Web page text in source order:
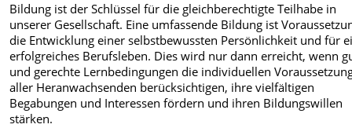
Bildung ist der Schlüssel für die gleichberechtigte Teilhabe in
unserer Gesellschaft. Eine umfassende Bildung ist
die Entwicklung einer selbstbewussten Persönlichkeit und für
erfolgreiches Berufsleben. Dies wird nur dann erreicht, wenn
und gerechte Lernbedingungen die individuellen
aller Heranwachsenden berücksichtigen, ihre vielfältigen
Begabungen und Interessen fördern und ihren Bildungswillen
stärken.